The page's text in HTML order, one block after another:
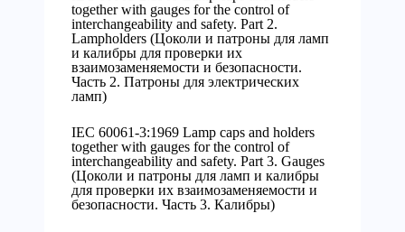
together with gauges for the control of
interchangeability and safety. Part 2.
Lampholders (Цоколи и патроны для ламп
и калибры для проверки их
взаимозаменяемости и безопасности.
Часть 2. Патроны для электрических
ламп)
IEC 60061-3:1969 Lamp caps and holders
together with gauges for the control of
interchangeability and safety. Part 3. Gauges
(Цоколи и патроны для ламп и калибры
для проверки их взаимозаменяемости и
безопасности. Часть 3. Калибры)